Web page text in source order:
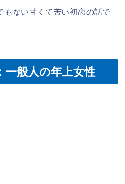
もない甘くて苦い初恋の話で
一般人の年上女性